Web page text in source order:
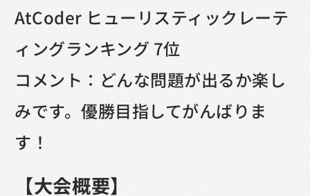
AtCoder ヒューリスティックレーテ
ィングランキング 7位
コメント：どんな問題が出るか楽し
みです。優勝目指してがんばりま
す！
【大会概要】